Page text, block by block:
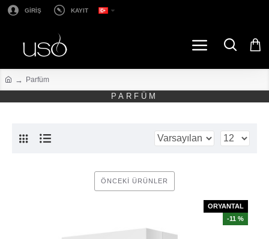
GİRİŞ KAYIT
Parfüm
PARFÜM
ÖNCEKI ÜRÜNLER
ORYANTAL
-11 %